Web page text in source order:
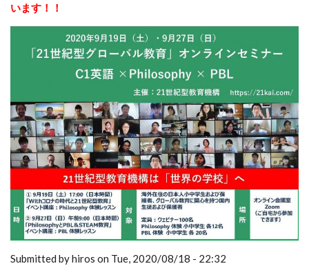
います！！
Submitted by hiros on Tue, 2020/08/18 - 22:32